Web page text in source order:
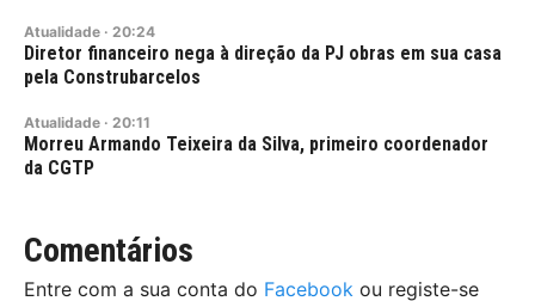
Atualidade · 20:24
Diretor financeiro nega à direção da PJ obras em sua casa
pela Construbarcelos
Atualidade · 20:11
Morreu Armando Teixeira da Silva, primeiro coordenador
da CGTP
Comentários
Entre com a sua conta do Facebook ou registe-se